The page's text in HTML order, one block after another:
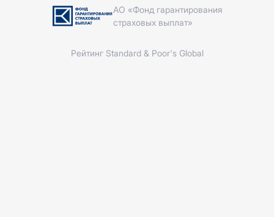
АО «Фонд гарантирования
страховых выплат»
Рейтинг Standard & Poor's Global